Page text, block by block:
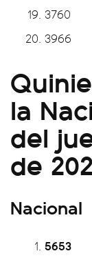
3760
3966
la
del
de
Nacional
5653